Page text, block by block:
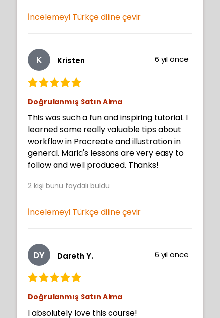
İncelemeyi Türkçe diline çevir
K Kristen 6 yıl önce
Doğrulanmış Satın Alma
This was such a fun and inspiring tutorial. I
learned some really valuable tips about
workflow in Procreate and illustration in
general. Maria's lessons are very easy to
follow and well produced. Thanks!
2 kişi bunu faydalı buldu
İncelemeyi Türkçe diline çevir
DY Dareth Y. 6 yıl önce
Doğrulanmış Satın Alma
I absolutely love this course!